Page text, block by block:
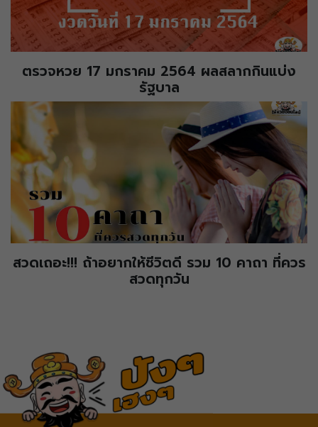
ตรวจหวย 17 มกราคม 2564 ผลสลากกินแบ่ง
รัฐบาล
สวดเถอะ!!! ถ้าอยากให้ชีวิตดี รวม 10 คาถา ที่ควร
สวดทุกวัน